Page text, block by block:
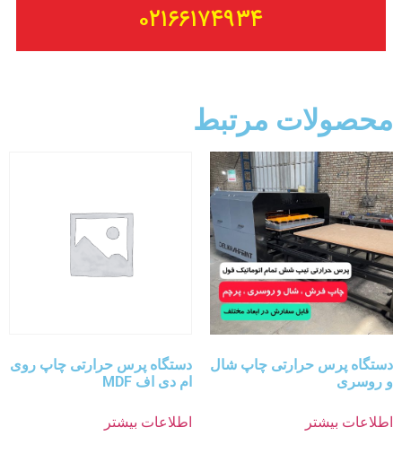
۰۲۱۶۶۱۷۴۹۳۴
محصولات مرتبط
دستگاه پرس حرارتی چاپ شال
و روسری
اطلاعات بیشتر
دستگاه پرس حرارتی چاپ روی
ام دی اف MDF
اطلاعات بیشتر